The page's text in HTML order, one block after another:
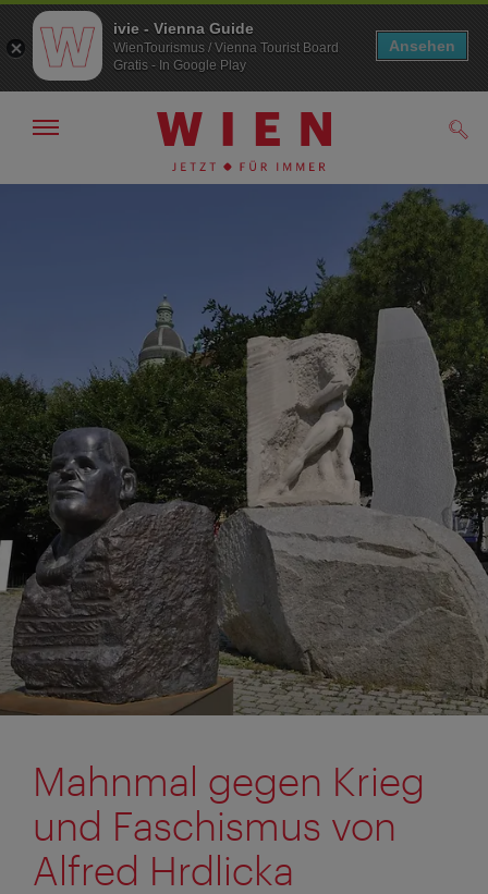
Zur
Zum
Navigation
Mahnmal gegen Krieg
und Faschismus von
Alfred Hrdlicka
ivie - Vienna Guide
WienTourismus / Vienna Tourist Board
Gratis - In Google Play
Ansehen